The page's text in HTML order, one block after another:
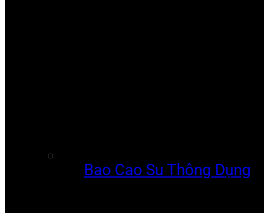
Bao Cao Su Thông Dụng